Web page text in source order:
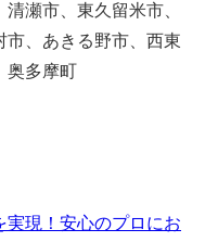
瀬市、東久留米市、
市、あきる野市、西東
奥多摩町
実現！安心のプロにお